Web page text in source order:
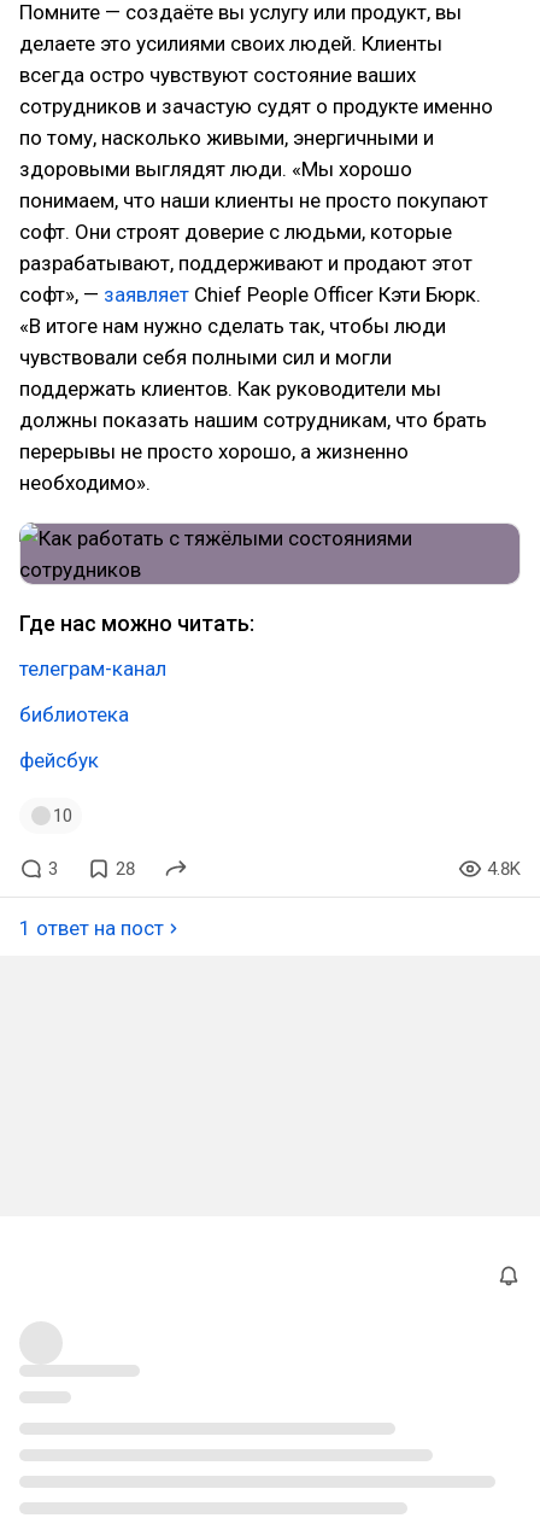
Помните — создаёте вы услугу или продукт, вы
делаете это усилиями своих людей. Клиенты
всегда остро чувствуют состояние ваших
сотрудников и зачастую судят о продукте именно
по тому, насколько живыми, энергичными и
здоровыми выглядят люди. «Мы хорошо
понимаем, что наши клиенты не просто покупают
софт. Они строят доверие с людьми, которые
разрабатывают, поддерживают и продают этот
софт», — заявляет Chief People Officer Кэти Бюрк.
«В итоге нам нужно сделать так, чтобы люди
чувствовали себя полными сил и могли
поддержать клиентов. Как руководители мы
должны показать нашим сотрудникам, что брать
перерывы не просто хорошо, а жизненно
необходимо».
Где нас можно читать:
телеграм-канал
библиотека
фейсбук
10
3 28 4.8K
1 ответ на пост